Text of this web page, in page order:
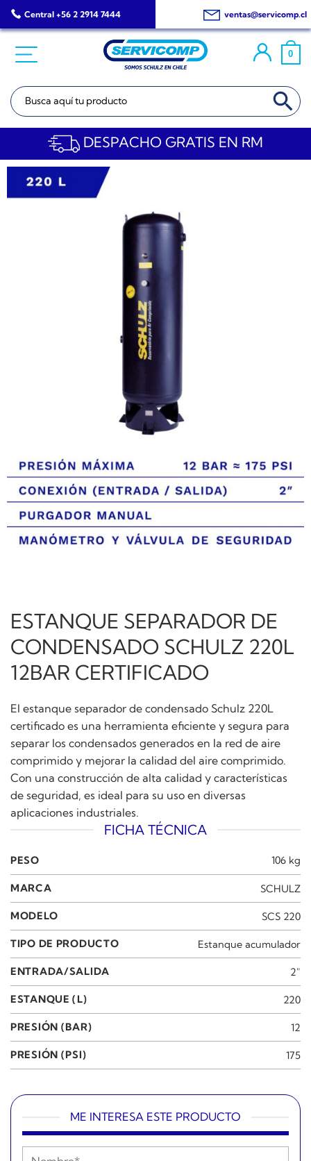
Saltar
al
Central +56 2 2914 7444 ventas@servicomp.cl
0
Buscar: BOTÓN DE
DESPACHO GRATIS EN RM
ESTANQUE SEPARADOR DE
CONDENSADO SCHULZ 220L
12BAR CERTIFICADO
El estanque separador de condensado Schulz 220L
certificado es una herramienta eficiente y segura para
separar los condensados generados en la red de aire
comprimido y mejorar la calidad del aire comprimido.
Con una construcción de alta calidad y características
de seguridad, es ideal para su uso en diversas
aplicaciones industriales.
FICHA TÉCNICA
PESO 106 kg
MARCA SCHULZ
MODELO SCS 220
TIPO DE PRODUCTO Estanque acumulador
ENTRADA/SALIDA 2"
ESTANQUE (L) 220
PRESIÓN (BAR) 12
PRESIÓN (PSI) 175
ME INTERESA ESTE PRODUCTO